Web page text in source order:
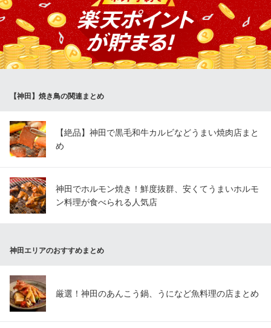
かる、鳥メロ自慢の焼き鳥をぜひご堪能ください。
三代目鳥メロ 神田西口駅前店
神田居酒屋宴会大人数
ＪＲ神田駅 徒歩1分
【神田】焼き鳥の関連まとめ
【絶品】神田で黒毛和牛カルビなどうまい焼肉店まと
め
神田でホルモン焼き！鮮度抜群、安くてうまいホルモ
ン料理が食べられる人気店
神田エリアのおすすめまとめ
厳選！神田のあんこう鍋、うになど魚料理の店まとめ